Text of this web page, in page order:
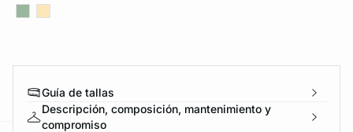
Guía de tallas
Descripción, composición, mantenimiento y
compromiso